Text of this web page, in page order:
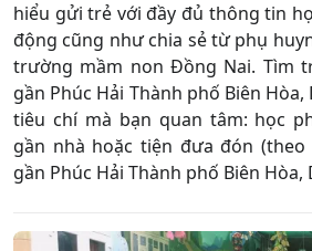
hiểu gửi trẻ với đầy đủ thông tin
động cũng như chia sẻ từ phụ
trường mầm non Đồng Nai. Tìm
gần Phúc Hải Thành phố Biên
tiêu chí mà bạn quan tâm: học
gần nhà hoặc tiện đưa đón
gần Phúc Hải Thành phố Biên Hòa,